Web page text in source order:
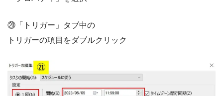
⑳「トリガー」タブ中の
トリガーの項目をダブルクリック